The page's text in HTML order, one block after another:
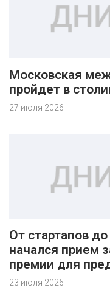
Московская
пройдет в
27 июля 2026
От стартапов
начался прием
премии для
23 июля 2026